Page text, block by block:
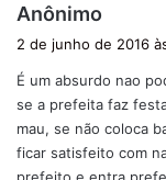
Anônimo
s
e
:
2 de junho de 2016
É um absurdo nao
se a prefeita faz
mau, se não coloca
ficar satisfeito com
prefeito e entra